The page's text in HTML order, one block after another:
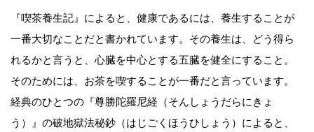
『喫茶養生記』によると、健康であるには、養生することが
一番大切なことだと書かれています。その養生は、どう得ら
れるかと言うと、心臓を中心とする五臓を健全にすること。
そのためには、お茶を喫することが一番だと言っています。
経典のひとつの『尊勝陀羅尼経（そんしょうだらにきょ
う）』の破地獄法秘鈔（はじごくほうひしょう）によると、